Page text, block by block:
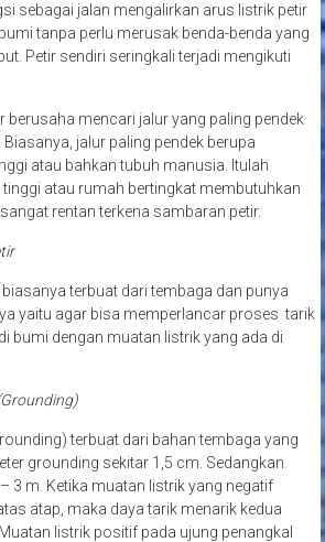
sebagai jalan mengalirkan arus listrik petir
tanpa perlu merusak benda-benda yang
Petir sendiri seringkali terjadi mengikuti
berusaha mencari jalur yang paling pendek
jalur paling pendek berupa
atau bahkan tubuh manusia. Itulah
atau rumah bertingkat membutuhkan
rentan terkena sambaran petir.
terbuat dari tembaga dan punya
yaitu agar bisa memperlancar proses tarik
bumi dengan muatan listrik yang ada di
terbuat dari bahan tembaga yang
grounding sekitar 1,5 cm. Sedangkan
3 m. Ketika muatan listrik yang negatif
atap, maka daya tarik menarik kedua
listrik positif pada ujung penangkal